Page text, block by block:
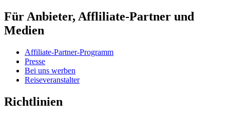
Für Anbieter, Affliliate-Partner und
Medien
Affiliate-Partner-Programm
Presse
Bei uns werben
Reiseveranstalter
Richtlinien